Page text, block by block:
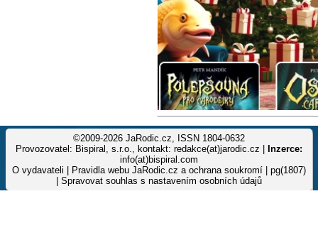
©2009-2026 JaRodic.cz, ISSN 1804-0632
Provozovatel: Bispiral, s.r.o., kontakt: redakce(at)jarodic.cz |
Inzerce:
info(at)bispiral.com
O vydavateli
Pravidla webu JaRodic.cz a ochrana soukromí | pg(1807)
Spravovat souhlas s nastavením osobních údajů